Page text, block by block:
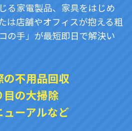
る家電製品、家具をはじめ
は店舗やオフィスが抱える粗
の手」が最短即日で解決い
不用品回収
の大掃除
ーアルなど